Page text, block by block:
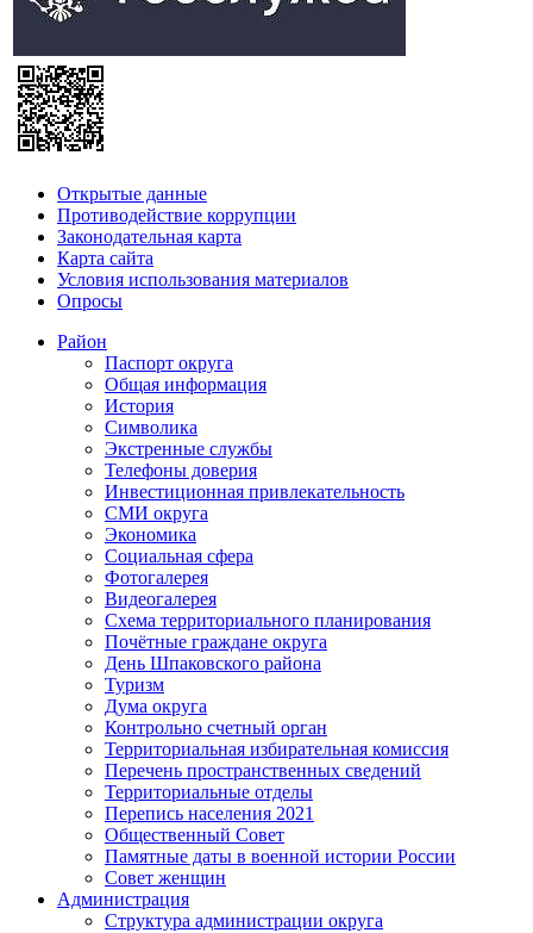
Открытые данные
Противодействие коррупции
Законодательная карта
Карта сайта
Условия использования материалов
Опросы
Район
Паспорт округа
Общая информация
История
Символика
Экстренные службы
Телефоны доверия
Инвестиционная привлекательность
СМИ округа
Экономика
Социальная сфера
Фотогалерея
Видеогалерея
Схема территориального планирования
Почётные граждане округа
День Шпаковского района
Туризм
Дума округа
Контрольно счетный орган
Территориальная избирательная комиссия
Перечень пространственных сведений
Территориальные отделы
Перепись населения 2021
Общественный Совет
Памятные даты в военной истории России
Совет женщин
Администрация
Структура администрации округа